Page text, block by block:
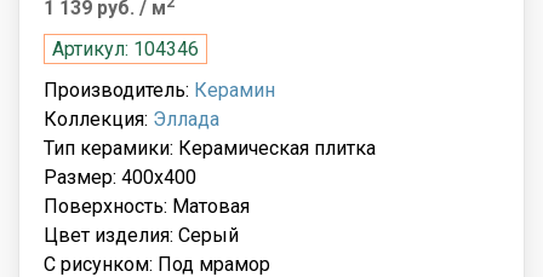
1 139 руб. / м
Артикул: 104346
Производитель: Керамин
Коллекция: Эллада
Тип керамики: Керамическая плитка
Размер: 400x400
Поверхность: Матовая
Цвет изделия: Серый
С рисунком: Под мрамор